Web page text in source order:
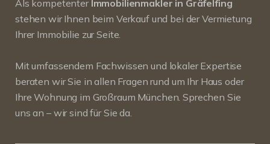
Als kompetenter Immobilienmakler in Gräfelfing
stehen wir Ihnen beim Verkauf und bei der Vermietung
Ihrer Immobilie zur Seite.
Mit umfassendem Fachwissen und lokaler Expertise
beraten wir Sie in allen Fragen rund um Ihr Haus oder
Ihre Wohnung im Großraum München. Sprechen Sie
uns an – wir sind für Sie da.